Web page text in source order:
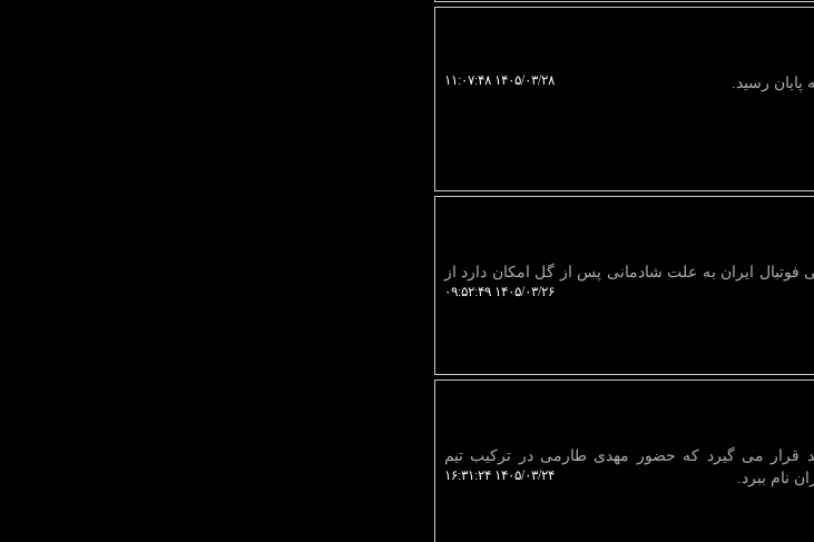
پایان رسید. ۱۴۰۵/۰۳/۲۸ ۱۱:۰۷:۴۸
فوتبال ایران به علت شادمانی پس از گل امکان دارد از
۱۴۰۵/۰۳/۲۶ ۰۹:۵۲:۴۹
قرار می گیرد که حضور مهدی طارمی در ترکیب تیم
نام ببرد.
۱۴۰۵/۰۳/۲۴ ۱۶:۳۱:۲۴